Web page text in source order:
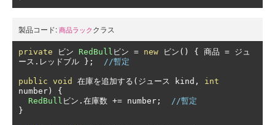
製品コード: 商品ラック クラス
private ビン RedBull ビン = new ビン() { 商品 = ジュ
ース.レッドブル
}; //暫定
public void 在庫を追加する(ジュース kind ,
int
number )
{
RedBull ビン.在庫数 += number ;
//暫定
}